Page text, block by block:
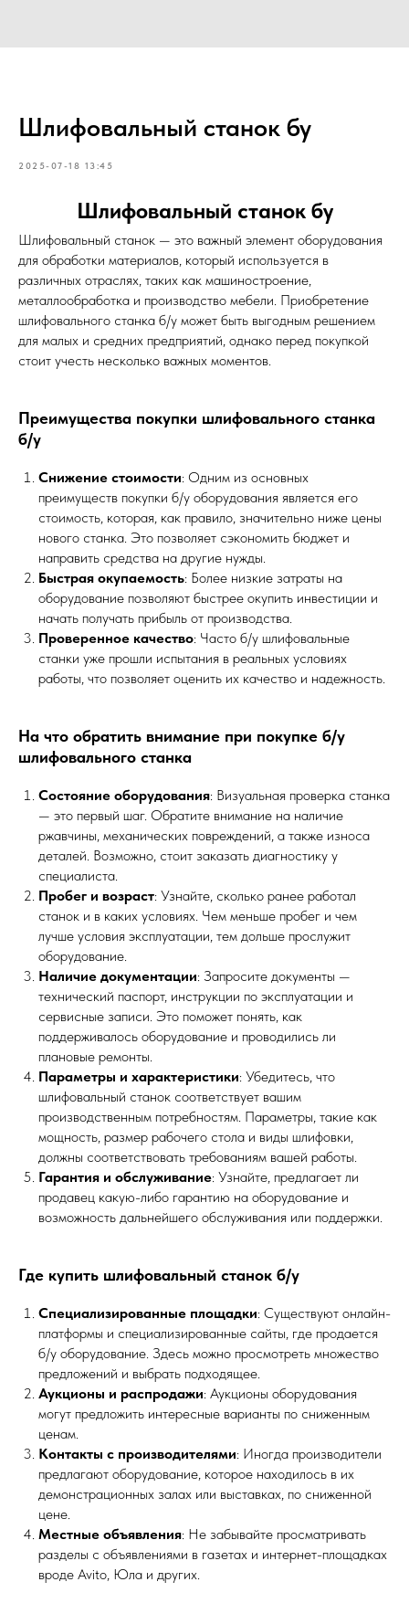
Шлифовальный станок бу
2025-07-18 13:45
Шлифовальный станок бу
Шлифовальный станок — это важный элемент оборудования
для обработки материалов, который используется в
различных отраслях, таких как машиностроение,
металлообработка и производство мебели. Приобретение
шлифовального станка б/у может быть выгодным решением
для малых и средних предприятий, однако перед покупкой
стоит учесть несколько важных моментов.
Преимущества покупки шлифовального станка
б/у
Снижение стоимости: Одним из основных
преимуществ покупки б/у оборудования является его
стоимость, которая, как правило, значительно ниже цены
нового станка. Это позволяет сэкономить бюджет и
направить средства на другие нужды.
Быстрая окупаемость: Более низкие затраты на
оборудование позволяют быстрее окупить инвестиции и
начать получать прибыль от производства.
Проверенное качество: Часто б/у шлифовальные
станки уже прошли испытания в реальных условиях
работы, что позволяет оценить их качество и надежность.
На что обратить внимание при покупке б/у
шлифовального станка
Состояние оборудования: Визуальная проверка станка
— это первый шаг. Обратите внимание на наличие
ржавчины, механических повреждений, а также износа
деталей. Возможно, стоит заказать диагностику у
специалиста.
Пробег и возраст: Узнайте, сколько ранее работал
станок и в каких условиях. Чем меньше пробег и чем
лучше условия эксплуатации, тем дольше прослужит
оборудование.
Наличие документации: Запросите документы —
технический паспорт, инструкции по эксплуатации и
сервисные записи. Это поможет понять, как
поддерживалось оборудование и проводились ли
плановые ремонты.
Параметры и характеристики: Убедитесь, что
шлифовальный станок соответствует вашим
производственным потребностям. Параметры, такие как
мощность, размер рабочего стола и виды шлифовки,
должны соответствовать требованиям вашей работы.
Гарантия и обслуживание: Узнайте, предлагает ли
продавец какую-либо гарантию на оборудование и
возможность дальнейшего обслуживания или поддержки.
Где купить шлифовальный станок б/у
Специализированные площадки: Существуют онлайн-
платформы и специализированные сайты, где продается
б/у оборудование. Здесь можно просмотреть множество
предложений и выбрать подходящее.
Аукционы и распродажи: Аукционы оборудования
могут предложить интересные варианты по сниженным
ценам.
Контакты с производителями: Иногда производители
предлагают оборудование, которое находилось в их
демонстрационных залах или выставках, по сниженной
цене.
Местные объявления: Не забывайте просматривать
разделы с объявлениями в газетах и интернет-площадках
вроде Avito, Юла и других.